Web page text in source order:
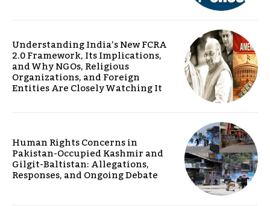
Understanding India’s New FCRA
2.0 Framework, Its Implications,
and Why NGOs, Religious
Organizations, and Foreign
Entities Are Closely Watching It
Human Rights Concerns in
Pakistan-Occupied Kashmir and
Gilgit-Baltistan: Allegations,
Responses, and Ongoing Debate